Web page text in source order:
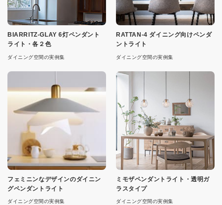
BIARRITZ-GLAY 6灯ペンダント
ライト・各２色
ダイニング空間の実例集
RATTAN-4 ダイニング向けペンダ
ントライト
ダイニング空間の実例集
フェミニンなデザインのダイニン
グペンダントライト
ダイニング空間の実例集
ミモザペンダントライト・透明ガ
ラスタイプ
ダイニング空間の実例集